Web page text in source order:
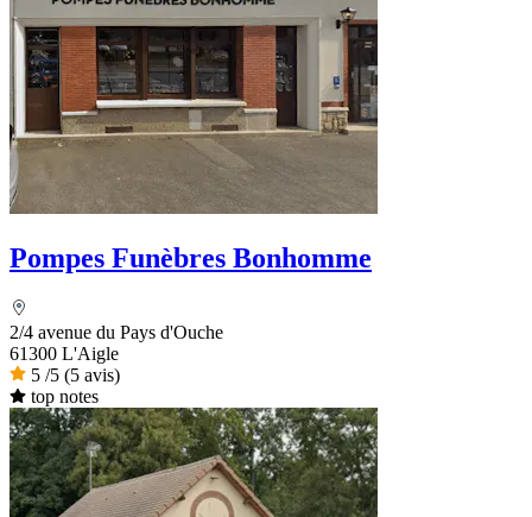
Pompes Funèbres Bonhomme
2/4 avenue du Pays d'Ouche
61300 L'Aigle
5 /5 (5 avis)
top notes